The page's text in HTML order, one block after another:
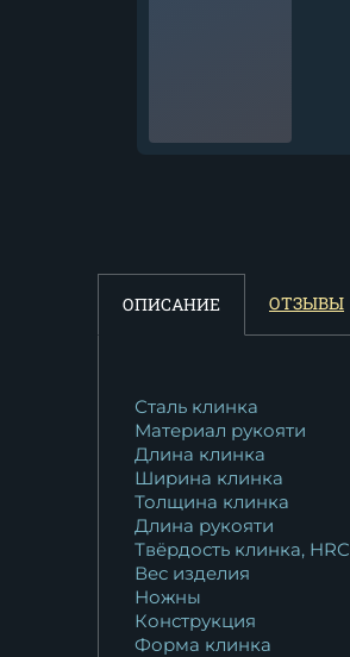
ОПИСАНИЕ ОТЗЫВЫ
Сталь клинка
Материал рукояти
Длина клинка
Ширина клинка
Толщина клинка
Длина рукояти
Твёрдость клинка, HRC
Вес изделия
Ножны
Конструкция
Форма клинка